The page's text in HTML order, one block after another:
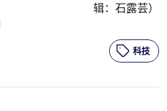
辑：石露芸）
科技